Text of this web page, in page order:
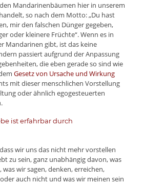
Mandarinenbäumen hier in unserem
so nach dem Motto: „Du hast
mir den falschen Dünger gegeben,
oder kleinere Früchte“. Wenn es in
Mandarinen gibt, ist das keine
passiert aufgrund der Anpassung
die eben gerade so sind wie
Gesetz von Ursache und Wirkung
mit dieser menschlichen Vorstellung
oder ähnlich egogesteuerten
ist erfahrbar durch
wir uns das nicht mehr vorstellen
zu sein, ganz unabhängig davon, was
wir sagen, denken, erreichen,
auch nicht und was wir meinen sein